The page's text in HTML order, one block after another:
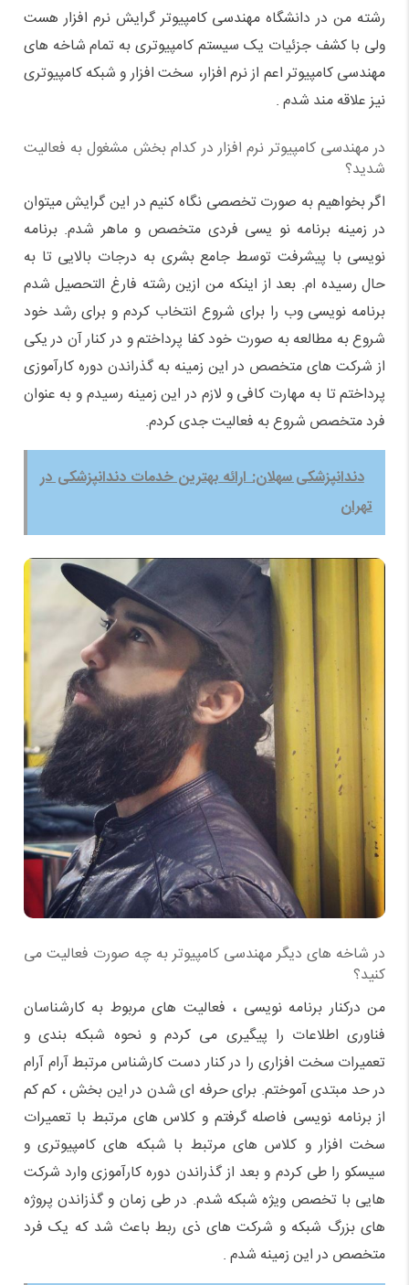
رشته من در دانشگاه مهندسی کامپیوتر گرایش نرم افزار هست
ولی با کشف جزئیات یک سیستم کامپیوتری به تمام شاخه های
مهندسی کامپیوتر اعم از نرم افزار، سخت افزار و شبکه کامپیوتری
نیز علاقه مند شدم .
در مهندسی کامپیوتر نرم افزار در کدام بخش مشغول به فعالیت
شدید؟
اگر بخواهیم به صورت تخصصی نگاه کنیم در این گرایش میتوان
در زمینه برنامه نو یسی فردی متخصص و ماهر شدم. برنامه
نویسی با پیشرفت توسط جامع بشری به درجات بالایی تا به
حال رسیده ام. بعد از اینکه من ازین رشته فارغ التحصیل شدم
برنامه نویسی وب را برای شروع انتخاب کردم و برای رشد خود
شروع به مطالعه به صورت خود کفا پرداختم و در کنار آن در یکی
از شرکت های متخصص در این زمینه به گذراندن دوره کارآموزی
پرداختم تا به مهارت کافی و لازم در این زمینه رسیدم و به عنوان
فرد متخصص شروع به فعالیت جدی کردم.
دندانپزشکی سهلان: ارائه بهترین خدمات دندانپزشکی در
تهران
در شاخه های دیگر مهندسی کامپیوتر به چه صورت فعالیت می
کنید؟
من درکنار برنامه نویسی ، فعالیت های مربوط به کارشناسان
فناوری اطلاعات را پیگیری می کردم و نحوه شبکه بندی و
تعمیرات سخت افزاری را در کنار دست کارشناس مرتبط آرام آرام
در حد مبتدی آموختم. برای حرفه ای شدن در این بخش ، کم کم
از برنامه نویسی فاصله گرفتم و کلاس های مرتبط با تعمیرات
سخت افزار و کلاس های مرتبط با شبکه های کامپیوتری و
سیسکو را طی کردم و بعد از گذراندن دوره کارآموزی وارد شرکت
هایی با تخصص ویژه شبکه شدم. در طی زمان و گذزاندن پروژه
های بزرگ شبکه و شرکت های ذی ربط باعث شد که یک فرد
متخصص در این زمینه شدم .